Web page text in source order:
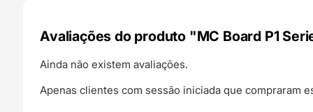
Avaliações do produto "MC Board P1
Ainda não existem avaliações.
Apenas clientes com sessão iniciada que compraram